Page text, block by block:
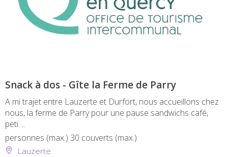
Snack à dos - Gîte la Ferme de Parry
A mi trajet entre Lauzerte et Durfort, nous accueillons chez
nous, la ferme de Parry pour une pause sandwichs café,
peti ...
personnes (max.) 30 couverts (max.)
Lauzerte